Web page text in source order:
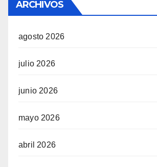
ARCHIVOS
agosto 2026
julio 2026
junio 2026
mayo 2026
abril 2026